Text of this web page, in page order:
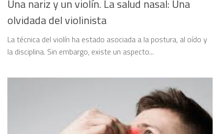
Una nariz y un violín. La salud nasal: Una
olvidada del violinista
La técnica del violín ha estado asociada a la postura, al oído y
la disciplina. Sin embargo, existe un aspecto...